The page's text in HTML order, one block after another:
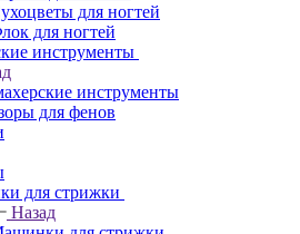
для ногтей
для ногтей
инструменты
инструменты
для фенов
для стрижки
Назад